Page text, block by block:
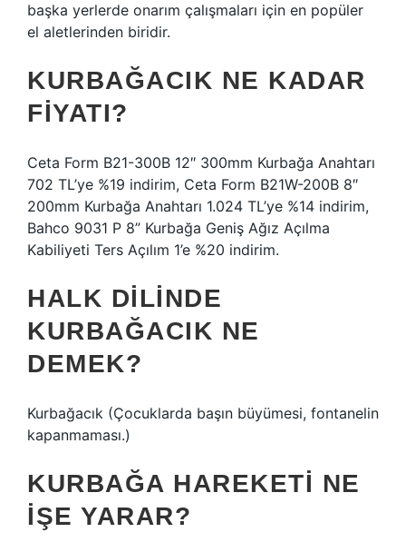
başka yerlerde onarım çalışmaları için en popüler
el aletlerinden biridir.
KURBAĞACIK NE KADAR
FIYATI?
Ceta Form B21-300B 12″ 300mm Kurbağa Anahtarı
702 TL’ye %19 indirim, Ceta Form B21W-200B 8″
200mm Kurbağa Anahtarı 1.024 TL’ye %14 indirim,
Bahco 9031 P 8” Kurbağa Geniş Ağız Açılma
Kabiliyeti Ters Açılım 1’e %20 indirim.
HALK DILINDE
KURBAĞACIK NE
DEMEK?
Kurbağacık (Çocuklarda başın büyümesi, fontanelin
kapanmaması.)
KURBAĞA HAREKETI NE
IŞE YARAR?